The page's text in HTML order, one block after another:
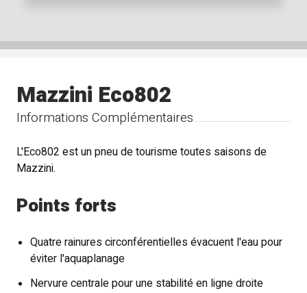
Informations Complémentaires
Mazzini Eco802
L'Eco802 est un pneu de tourisme toutes saisons de
Mazzini.
Points forts
Quatre rainures circonférentielles évacuent l'eau pour
éviter l'aquaplanage
Nervure centrale pour une stabilité en ligne droite